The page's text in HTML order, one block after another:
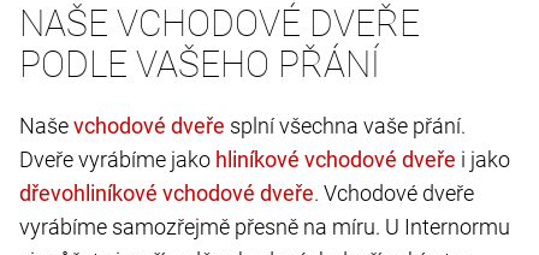
NAŠE VCHODOVÉ DVEŘE
PODLE VAŠEHO PŘÁNÍ
Naše
splní všechna vaše přání.
Dveře vyrábíme jako
i jako
. Vchodové dveře
vyrábíme samozřejmě přesně na míru. U Internormu